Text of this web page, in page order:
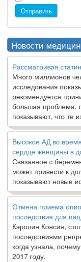
Отправить
Новости
Рассматривая
Много миллионов
исследования
рекомендуется
большая проблема,
показывают, что те
Высокое АД во
сердце женщины в
Связанное с
может привести к
показывают новые
Отмена приема
последствия для
Кэролин Консия,
последствиями
когда узнала,
2017 году.